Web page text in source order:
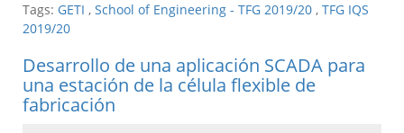
Tags: GETI , School of Engineering - TFG 2019/20 , TFG IQS
2019/20
Desarrollo de una aplicación SCADA para
una estación de la célula flexible de
fabricación